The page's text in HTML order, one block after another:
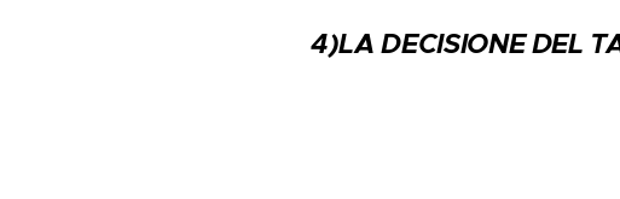
4)LA DECISIONE DEL